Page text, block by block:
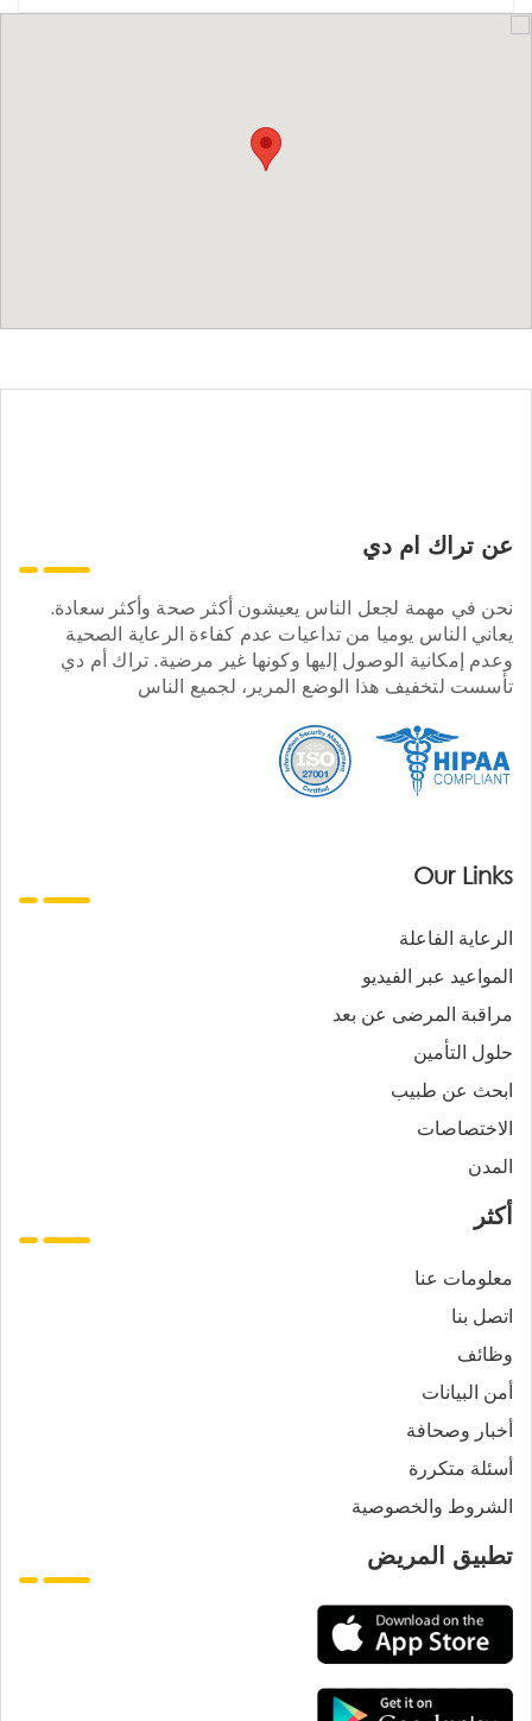
عن تراك ام دي
نحن في مهمة لجعل الناس يعيشون أكثر صحة وأكثر سعادة.
يعاني الناس يوميا من تداعيات عدم كفاءة الرعاية الصحية
وعدم إمكانية الوصول إليها وكونها غير مرضية. تراك أم دي
تأسست لتخفيف هذا الوضع المرير، لجميع الناس
Our Links
الرعاية الفاعلة
المواعيد عبر الفيديو
مراقبة المرضى عن بعد
حلول التأمين
ابحث عن طبيب
الاختصاصات
المدن
أكثر
معلومات عنا
اتصل بنا
وظائف
أمن البيانات
أخبار وصحافة
أسئلة متكررة
الشروط والخصوصية
تطبيق المريض